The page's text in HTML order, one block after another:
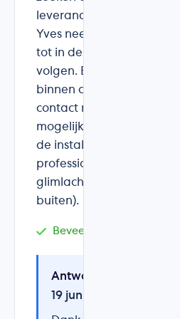
leverancier voor onze
Yves neemt ruimschoots
tot in de puntjes uit te
volgen. Bij vragen neemt
binnen de dag (lees:
contact met je op om je
mogelijk van dienst te
de installateurs waren
professioneel werk en dit
glimlach (ook al was het
buiten).
Beveelt DB&W Technics
Antwoord van DB&W
19 juni 2019